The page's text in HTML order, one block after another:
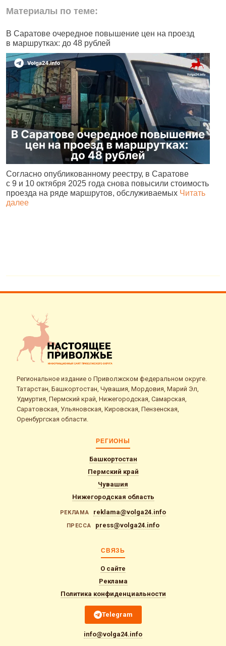
Материалы по теме:
В Саратове очередное повышение цен на проезд
в маршрутках: до 48 рублей
Согласно опубликованному реестру, в Саратове
с 9 и 10 октября 2025 года снова повысили стоимость
проезда на ряде маршрутов, обслуживаемых Читать
далее
Региональное издание о Приволжском федеральном округе.
Татарстан, Башкортостан, Чувашия, Мордовия, Марий Эл,
Удмуртия, Пермский край, Нижегородская, Самарская,
Саратовская, Ульяновская, Кировская, Пензенская,
Оренбургская области.
РЕГИОНЫ
Башкортостан
Пермский край
Чувашия
Нижегородская область
РЕКЛАМА reklama@volga24.info
ПРЕССА press@volga24.info
СВЯЗЬ
О сайте
Реклама
Политика конфиденциальности
Telegram
info@volga24.info